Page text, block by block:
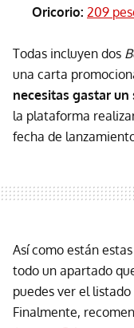
Oricorio: 209
Todas incluyen dos
una carta
necesitas gastar
la plataforma
fecha de
Así como están
todo un apartado
puedes ver el
Finalmente,